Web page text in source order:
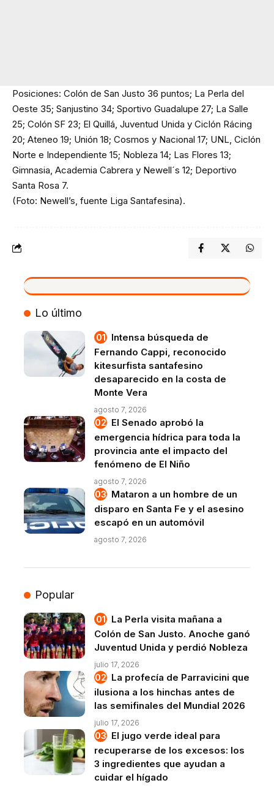
Posiciones: Colón de San Justo 36 puntos; La Perla del
Oeste 35; Sanjustino 34; Sportivo Guadalupe 27; La Salle
25; Colón SF 23; El Quillá, Juventud Unida y Ciclón Rácing
20; Ateneo 19; Unión 18; Cosmos y Nacional 17; UNL, Ciclón
Norte e Independiente 15; Nobleza 14; Las Flores 13;
Gimnasia, Academia Cabrera y Newell´s 12; Deportivo
Santa Rosa 7.
(Foto: Newell’s, fuente Liga Santafesina).
VIVO
Lo último
Intensa búsqueda de
Fernando Cappi, reconocido
kitesurfista santafesino
desaparecido en la costa de
Monte Vera
agosto 7, 2026
El Senado aprobó la
emergencia hídrica para toda la
provincia ante el impacto del
fenómeno de El Niño
agosto 7, 2026
Mataron a un hombre de un
disparo en Santa Fe y el asesino
escapó en un automóvil
agosto 7, 2026
Popular
La Perla visita mañana a
Colón de San Justo. Anoche ganó
Juventud Unida y perdió Nobleza
julio 17, 2026
La profecía de Parravicini que
ilusiona a los hinchas antes de
las semifinales del Mundial 2026
julio 17, 2026
El jugo verde ideal para
recuperarse de los excesos: los
3 ingredientes que ayudan a
cuidar el hígado